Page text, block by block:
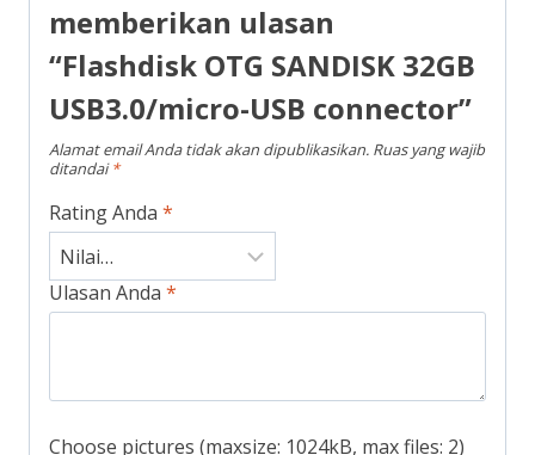
memberikan ulasan
“Flashdisk OTG SANDISK 32GB
USB3.0/micro-USB connector”
Alamat email Anda tidak akan dipublikasikan. Ruas yang wajib
ditandai*
Rating Anda *
Ulasan Anda *
Choose pictures (maxsize: 1024kB, max files: 2)